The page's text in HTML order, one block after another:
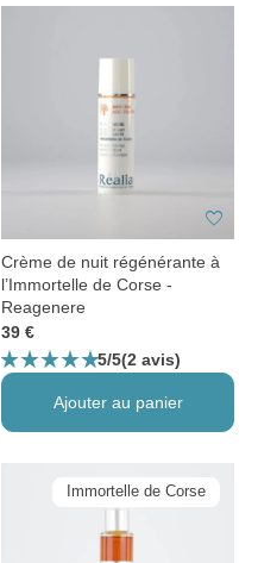
favorite
Crème de nuit régénérante à
l’Immortelle de Corse -
Reagenere
39 €
star_ratestar_ratestar_ratestar_ratestar_rate5/5(2 avis)
Ajouter au panier
Immortelle de Corse